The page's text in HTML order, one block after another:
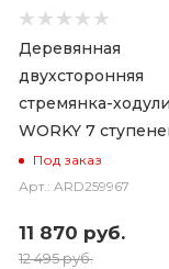
Деревянная
двухсторонняя
стремянка-ходули
WORKY 7
Под заказ
Арт.: ARD259967
11 870 руб.
12 495руб.